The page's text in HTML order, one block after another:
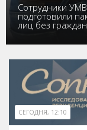
Сотрудники
подготовили
лиц без
СЕГОДНЯ, 12:10